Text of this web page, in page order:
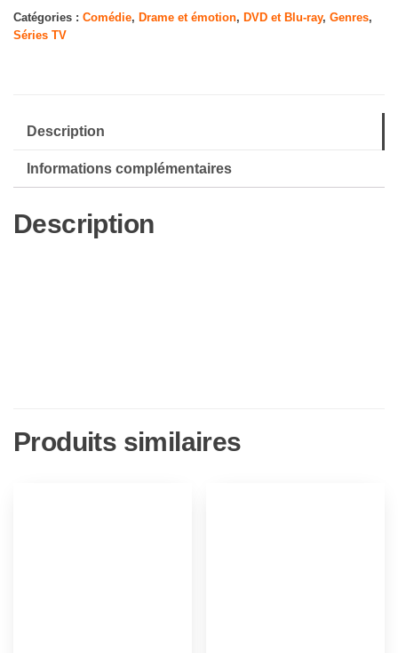
:
Livre
DVD
Catégories : Comédie, Drame et émotion, DVD et Blu-ray, Genres,
Séries TV
Description
Informations complémentaires
Description
Produits similaires